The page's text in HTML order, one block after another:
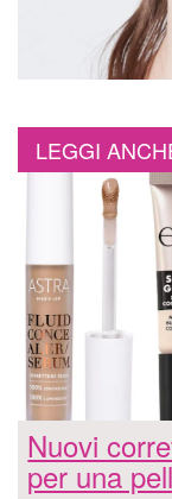
LEGGI
Nuovi
per una